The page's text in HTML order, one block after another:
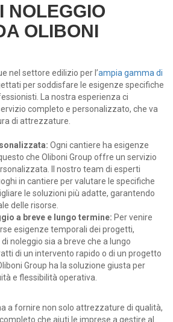
NOLEGGIO
OLIBONI
nel settore edilizio per l’ampia gamma di
per soddisfare le esigenze specifiche
La nostra esperienza ci
completo e personalizzato, che va
di attrezzature.
Ogni cantiere ha esigenze
che Oliboni Group offre un servizio
Il nostro team di esperti
in cantiere per valutare le specifiche
le soluzioni più adatte, garantendo
delle risorse.
a breve e lungo termine: Per venire
esigenze temporali dei progetti,
noleggio sia a breve che a lungo
di un intervento rapido o di un progetto
Group ha la soluzione giusta per
e flessibilità operativa.
a fornire non solo attrezzature di qualità,
che aiuti le imprese a gestire al